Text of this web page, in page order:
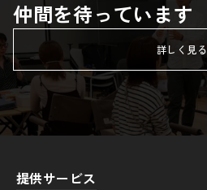
仲間を待っています
詳しく見る
提供サービス